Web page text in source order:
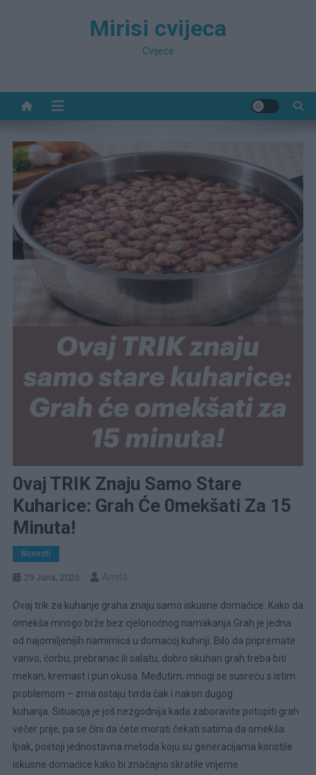
Mirisi cvijeca
Cvijece
0vaj TRIK Znaju Samo Stare
Kuharice: Grah Će 0mekšati Za 15
Minuta!
Novosti
29 Juna, 2026 Amila
Ovaj trik za kuhanje graha znaju samo iskusne domaćice: Kako da
omekša mnogo brže bez cjelonoćnog namakanja Grah je jedna
od najomiljenijih namirnica u domaćoj kuhinji. Bilo da pripremate
varivo, čorbu, prebranac ili salatu, dobro skuhan grah treba biti
mekan, kremast i pun okusa. Međutim, mnogi se susreću s istim
problemom – zrna ostaju tvrda čak i nakon dugog
kuhanja. Situacija je još nezgodnija kada zaboravite potopiti grah
večer prije, pa se čini da ćete morati čekati satima da omekša.
Ipak, postoji jednostavna metoda koju su generacijama koristile
iskusne domaćice kako bi značajno skratile vrijeme